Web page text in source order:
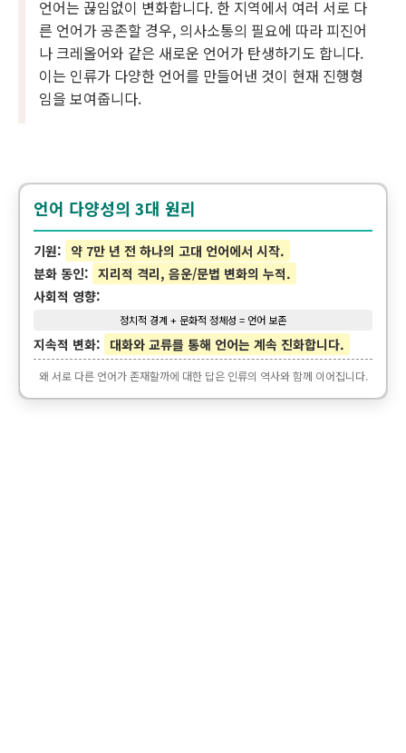
언어는 끊임없이 변화합니다. 한 지역에서 여러 서로 다
른 언어가 공존할 경우, 의사소통의 필요에 따라 피진어
나 크레올어와 같은 새로운 언어가 탄생하기도 합니다.
이는 인류가 다양한 언어를 만들어낸 것이 현재 진행형
임을 보여줍니다.
언어 다양성의 3대 원리
기원: 약 7만 년 전 하나의 고대 언어에서 시작.
분화 동인: 지리적 격리, 음운/문법 변화의 누적.
사회적 영향:
정치적 경계 + 문화적 정체성 = 언어 보존
지속적 변화: 대화와 교류를 통해 언어는 계속 진화합니다.
왜 서로 다른 언어가 존재할까에 대한 답은 인류의 역사와 함께 이어집니다.